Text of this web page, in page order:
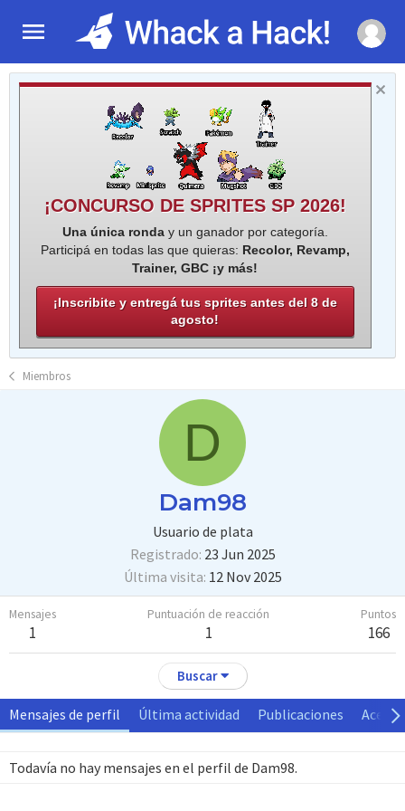
¡CONCURSO DE SPRITES SP 2026!
Una única ronday un ganador por categoría.
Participá en todas las que quieras: Recolor, Revamp,
Trainer, GBC ¡y más!
¡Inscribite y entregá tus sprites antes del 8 de
agosto!
Miembros
D
Dam98
Usuario de plata
Registrado 23 Jun 2025
Última visita 12 Nov 2025
Mensajes
1
Puntuación de reacción
1
Puntos
166
Buscar
Mensajes de perfil Última actividad Publicaciones Acerca
Todavía no hay mensajes en el perfil de Dam98.